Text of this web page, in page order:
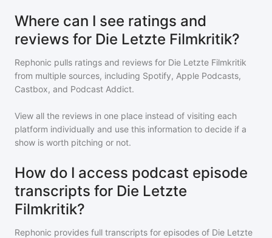
Where can I see ratings and
reviews for Die Letzte Filmkritik?
Rephonic pulls ratings and reviews for Die Letzte Filmkritik
from multiple sources, including Spotify, Apple Podcasts,
Castbox, and Podcast Addict.
View all the reviews in one place instead of visiting each
platform individually and use this information to decide if a
show is worth pitching or not.
How do I access podcast episode
transcripts for Die Letzte
Filmkritik?
Rephonic provides full transcripts for episodes of Die Letzte